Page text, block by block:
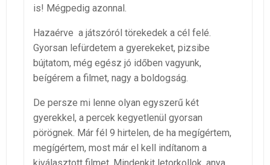
is! Mégpedig azonnal.
Hazaérve a játszóról törekedek a cél felé.
Gyorsan lefürdetem a gyerekeket, pizsibe
bújtatom, még egész jó időben vagyunk,
beígérem a filmet, nagy a boldogság.
De persze mi lenne olyan egyszerű két
gyerekkel, a percek kegyetlenül gyorsan
pörögnek. Már fél 9 hirtelen, de ha megígértem,
megígértem, most már el kell indítanom a